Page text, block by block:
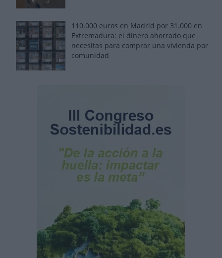
110.000 euros en Madrid por 31.000 en
Extremadura: el dinero ahorrado que
necesitas para comprar una vivienda por
comunidad